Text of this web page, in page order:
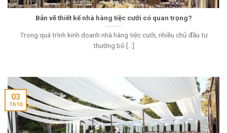
Bản vẽ thiết kế nhà hàng tiệc cưới có quan trọng?
Trong quá trình kinh doanh nhà hàng tiệc cưới, nhiều chủ đầu tư
thường bỏ [...]
03
Th10